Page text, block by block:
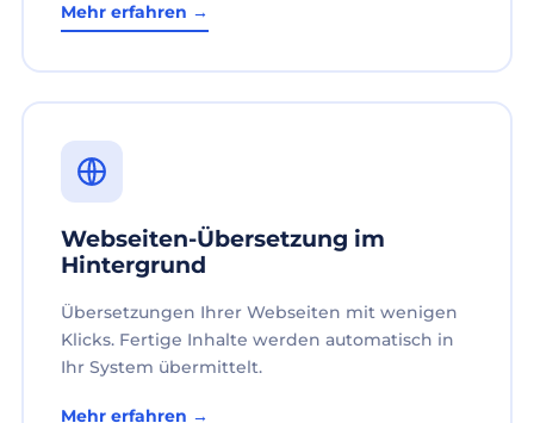
Mehr erfahren →
Webseiten-Übersetzung im
Hintergrund
Übersetzungen Ihrer Webseiten mit wenigen
Klicks. Fertige Inhalte werden automatisch in
Ihr System übermittelt.
Mehr erfahren →